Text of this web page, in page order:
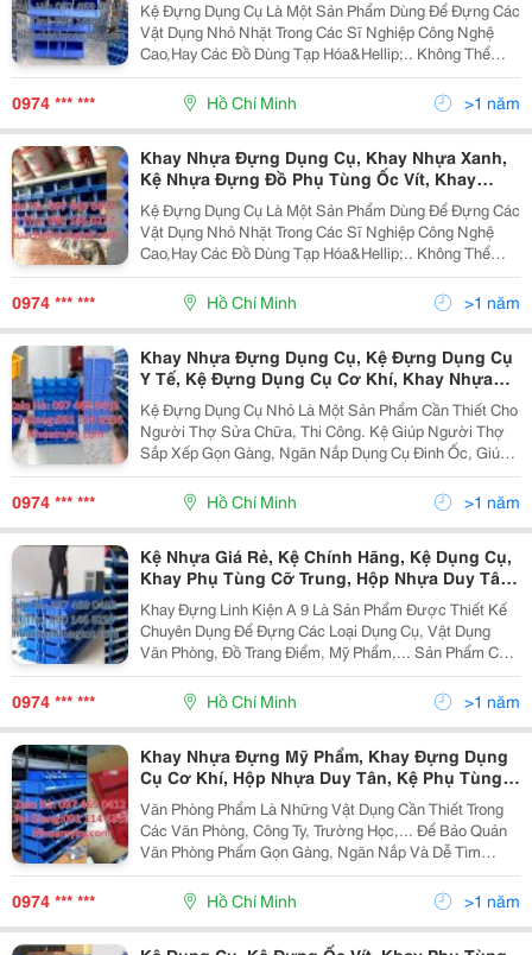
Tân, Hộp Nhựa A5 A6 A8, Kệ Phụ Tùng, Kệ
Đựng Linh Kiện,
Kệ Đựng Dụng Cụ Là Một Sản Phẩm Dùng Để Đựng Các
Vật Dụng Nhỏ Nhặt Trong Các Sĩ Nghiệp Công Nghệ
Cao,Hay Các Đồ Dùng Tạp Hóa&Hellip;.. Không Thể
Thiếu Trong Cuộc Sống Chúng Ta, Giúp Bạn Sắp Xếp Và
Bảo Quản Các Dụng Cụ Một Cách Gọn Gàng Và Ngăn
0974 *** *** Hồ Chí Minh >1 năm
Khay Nhựa Đựng Dụng Cụ, Khay Nhựa Xanh,
Kệ Nhựa Đựng Đồ Phụ Tùng Ốc Vít, Khay
Nhựa Đựng Dụng Cụ,Khay Đựng Mỹ Phẩm,
Khay Đựng Dụng Cụ Cơ Khí, Hộp Nhựa Duy
Tân, Kệ Phụ Tùng, Kệ Đựng Linh Kiện,
Kệ Đựng Dụng Cụ Là Một Sản Phẩm Dùng Để Đựng Các
Vật Dụng Nhỏ Nhặt Trong Các Sĩ Nghiệp Công Nghệ
Cao,Hay Các Đồ Dùng Tạp Hóa&Hellip;.. Không Thể
Thiếu Trong Cuộc Sống Chúng Ta, Giúp Bạn Sắp Xếp Và
Bảo Quản Các Dụng Cụ Một Cách Gọn Gàng Và Ngăn
0974 *** *** Hồ Chí Minh >1 năm
Khay Nhựa Đựng Dụng Cụ, Kệ Đựng Dụng Cụ
Y Tế, Kệ Đựng Dụng Cụ Cơ Khí, Khay Nhựa
Đựng Linh Kiện Giá Rẻ, Khay Phụ Tùng, Kệ
A5,Khay Nhựa Bít, Khay Đựng Mỹ Phẩm, Khay
Đựng Dụng Cụ Cơ Khí, Hộp Nhựa Duy Tân
Kệ Đựng Dụng Cụ Nhỏ Là Một Sản Phẩm Cần Thiết Cho
Người Thợ Sửa Chữa, Thi Công. Kệ Giúp Người Thợ
Sắp Xếp Gọn Gàng, Ngăn Nắp Dụng Cụ Đinh Ốc, Giúp
Dễ Dàng Tìm Kiếm Và Sử Dụng Khi Cần Thiết. Kệ Đựng
Dụng Cụ Nhỏ Có Thể Xếp Nhiều Ngăn, Khoang Giúp...
0974 *** *** Hồ Chí Minh >1 năm
Kệ Nhựa Giá Rẻ, Kệ Chính Hãng, Kệ Dụng Cụ,
Khay Phụ Tùng Cỡ Trung, Hộp Nhựa Duy Tân,
Kệ A5 A6 A8 Giá Rẻ,Kệ Nhỏ, Kệ Dụng Cụ, Kệ
Đựng Ốc Vít, Khay Phụ Tùng, Kệ Nhựa, Khay
Nhựa Bít, Khay Đựng Mỹ Phẩm,
Khay Đựng Linh Kiện A 9 Là Sản Phẩm Được Thiết Kế
Chuyên Dụng Để Đựng Các Loại Dụng Cụ, Vật Dụng
Văn Phòng, Đồ Trang Điểm, Mỹ Phẩm,... Sản Phẩm Có
Thiết Kế Nhỏ Gọn, Tiện Dụng, Phù Hợp Với Nhiều
Không Gian Sử Dụng. Khay Đựng Linh Kiện A 9 Được
0974 *** *** Hồ Chí Minh >1 năm
Khay Nhựa Đựng Mỹ Phẩm, Khay Đựng Dụng
Cụ Cơ Khí, Hộp Nhựa Duy Tân, Kệ Phụ Tùng,
Kệ Đựng Linh Kiện, Thùng Nhựa,Khay Nhựa
Bít, Khay Đựng Mỹ Phẩm, Kệ Đựng Linh Kiện,
Kệ Đựng Hàng Hóa, Thùng Nhựa Tp Hcm
Văn Phòng Phẩm Là Những Vật Dụng Cần Thiết Trong
Các Văn Phòng, Công Ty, Trường Học,... Để Bảo Quản
Văn Phòng Phẩm Gọn Gàng, Ngăn Nắp Và Dễ Tìm
Kiếm, Bạn Cần Sử Dụng Kệ Đựng Dụng Cụ Trung .Kệ
Đựng Văn Phòng Phẩm Giúp Bạn Tận Dụng Tối Đa
Không Gian...
0974 *** *** Hồ Chí Minh >1 năm